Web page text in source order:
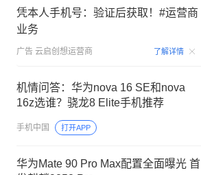
凭本人手机号：验证后获取！#运营商
业务
广告 云启创想运营商 了解详情
机情问答：华为nova 16 SE和nova
16z选谁？骁龙8 Elite手机推荐
手机中国 打开APP
华为Mate 90 Pro Max配置全面曝光 首